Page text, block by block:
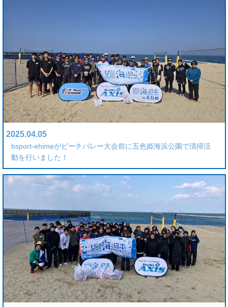
2025.04.05
bsport-ehimeがビーチバレー大会前に五色姫海浜公園で清掃活
動を行いました！